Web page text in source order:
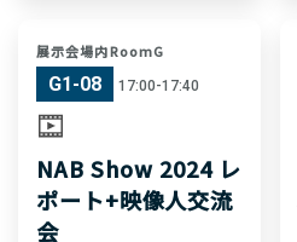
展示会場内RoomG
G1-08 17:00-17:40
NAB Show 2024 レ
ポート+映像人交流
会